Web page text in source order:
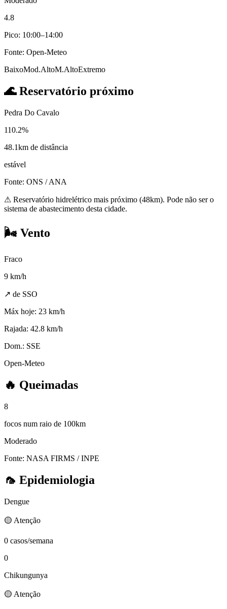
4.8
Pico: 10:00–14:00
Fonte: Open-Meteo
BaixoMod.AltoM.AltoExtremo
🌊Reservatório próximo
Pedra Do Cavalo
110.2%
48.1km de distância
estável
Fonte: ONS / ANA
⚠ Reservatório hidrelétrico mais próximo (48km). Pode não ser o
sistema de abastecimento desta cidade.
🌬️ Vento
Fraco
9 km/h
↗ de SSO
Máx hoje: 23 km/h
Rajada: 42.8 km/h
Dom.: SSE
Open-Meteo
🔥 Queimadas
8
focos num raio de 100km
Moderado
Fonte: NASA FIRMS / INPE
🦟 Epidemiologia
Dengue
🟡 Atenção
0 casos/semana
0
Chikungunya
🟡 Atenção